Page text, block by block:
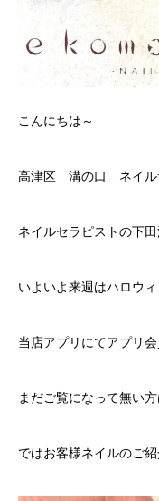
こんにちは～
高津区 溝の口 ネイル
ネイルセラピストの下
いよいよ来週はハロウ
当店アプリにてアプリ
まだご覧になって無い
ではお客様ネイルのご